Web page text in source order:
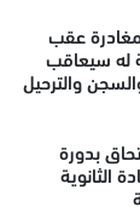
عقب
له سيعاقب
بدورة
الثانوية